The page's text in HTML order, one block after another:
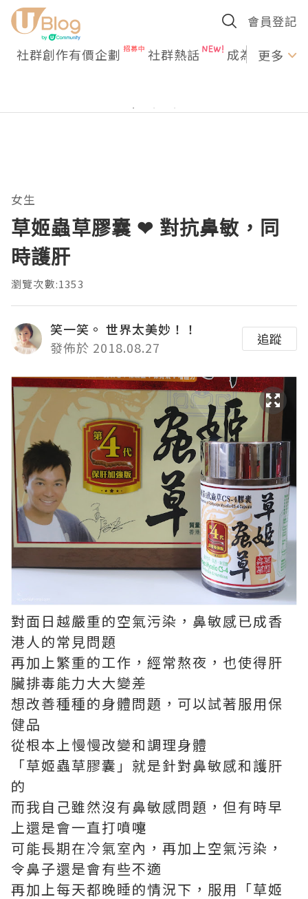
會員登記
社群創作有價企劃 社群熱話 成為U更多
女生
草姬蟲草膠囊 ❤ 對抗鼻敏，同
時護肝
瀏覽次數:1353
笑一笑。 世界太美妙！！
發佈於 2018.08.27
追蹤
對面日越嚴重的空氣污染，鼻敏感已成香
港人的常見問題
再加上繁重的工作，經常熬夜，也使得肝
臟排毒能力大大變差
想改善種種的身體問題，可以試著服用保
健品
從根本上慢慢改變和調理身體
「草姬蟲草膠囊」就是針對鼻敏感和護肝
的
而我自己雖然沒有鼻敏感問題，但有時早
上還是會一直打噴嚏
可能長期在冷氣室內，再加上空氣污染，
令鼻子還是會有些不適
再加上每天都晚睡的情況下，服用「草姬